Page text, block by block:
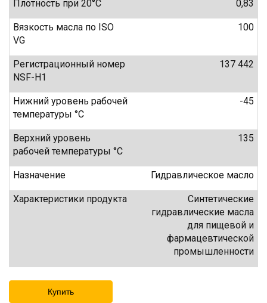
Плотность при 20°C 0,83
Вязкость масла по ISO
VG
100
Регистрационный номер
NSF-H1
137 442
Нижний уровень рабочей
температуры °C
-45
Верхний уровень
рабочей температуры °C
135
Назначение Гидравлическое масло
Характеристики продукта
Синтетические
гидравлические масла
для пищевой и
фармацевтической
промышленности
Купить